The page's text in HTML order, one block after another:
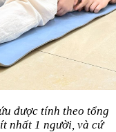
được tính theo tổng
nhất 1 người, và cứ